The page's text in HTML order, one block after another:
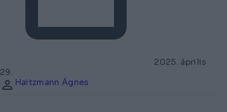
2025. április
29.
Haitzmann Ágnes